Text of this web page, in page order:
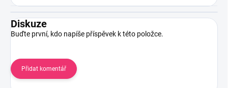
Diskuze
Buďte první, kdo napíše příspěvek k této položce.
Přidat komentář